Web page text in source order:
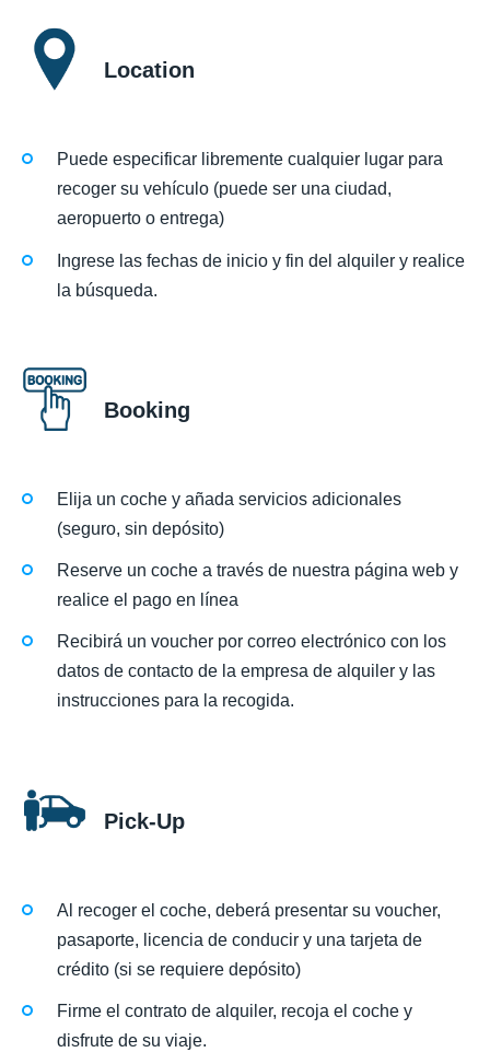
Location
Puede especificar libremente cualquier lugar para
recoger su vehículo (puede ser una ciudad,
aeropuerto o entrega)
Ingrese las fechas de inicio y fin del alquiler y realice
la búsqueda.
Booking
Elija un coche y añada servicios adicionales
(seguro, sin depósito)
Reserve un coche a través de nuestra página web y
realice el pago en línea
Recibirá un voucher por correo electrónico con los
datos de contacto de la empresa de alquiler y las
instrucciones para la recogida.
Pick-Up
Al recoger el coche, deberá presentar su voucher,
pasaporte, licencia de conducir y una tarjeta de
crédito (si se requiere depósito)
Firme el contrato de alquiler, recoja el coche y
disfrute de su viaje.